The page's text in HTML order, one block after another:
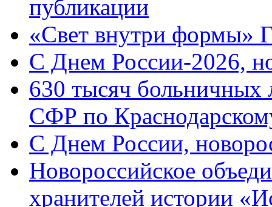
публикации
«Свет внутри формы»
C Днем России-2026,
630 тысяч больничных
СФР по
C Днем России,
Новороссийское
хранителей истории